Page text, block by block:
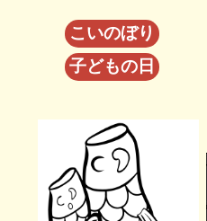
こいのぼり
子どもの日